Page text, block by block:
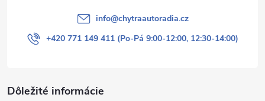
info@chytraautoradia.cz
+420 771 149 411 (Po-Pá 9:00-12:00, 12:30-14:00)
Dôležité informácie